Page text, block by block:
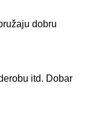
dobru
itd. Dobar